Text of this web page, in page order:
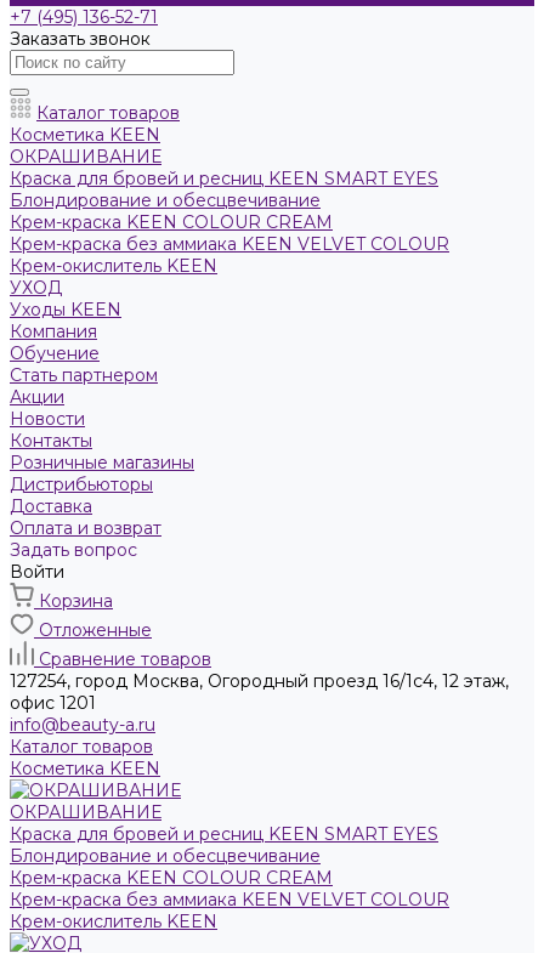
+7 (495) 136-52-71
Заказать звонок
Каталог товаров
Косметика KEEN
ОКРАШИВАНИЕ
Краска для бровей и ресниц KEEN SMART EYES
Блондирование и обесцвечивание
Крем-краска KEEN COLOUR CREAM
Крем-краска без аммиака KEEN VELVET COLOUR
Крем-окислитель KEEN
УХОД
Уходы KEEN
Компания
Обучение
Стать партнером
Акции
Новости
Контакты
Розничные магазины
Дистрибьюторы
Доставка
Оплата и возврат
Задать вопрос
Войти
Корзина
Отложенные
Сравнение товаров
127254, город Москва, Огородный проезд 16/1с4, 12 этаж,
офис 1201
info@beauty-a.ru
Каталог товаров
Косметика KEEN
ОКРАШИВАНИЕ
Краска для бровей и ресниц KEEN SMART EYES
Блондирование и обесцвечивание
Крем-краска KEEN COLOUR CREAM
Крем-краска без аммиака KEEN VELVET COLOUR
Крем-окислитель KEEN